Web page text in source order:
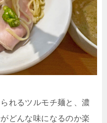
れるツルモチ麺と、濃
どんな味になるのか楽